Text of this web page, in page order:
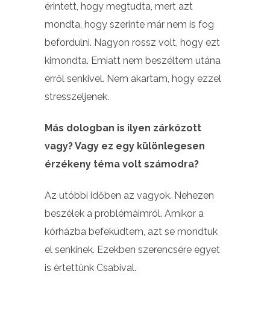
érintett, hogy megtudta, mert azt
mondta, hogy szerinte már nem is fog
befordulni. Nagyon rossz volt, hogy ezt
kimondta. Emiatt nem beszéltem utána
erről senkivel. Nem akartam, hogy ezzel
stresszeljenek.
Más dologban is ilyen zárkózott
vagy? Vagy ez egy különlegesen
érzékeny téma volt számodra?
Az utóbbi időben az vagyok. Nehezen
beszélek a problémáimról. Amikor a
kórházba befeküdtem, azt se mondtuk
el senkinek. Ezekben szerencsére egyet
is értettünk Csabival.